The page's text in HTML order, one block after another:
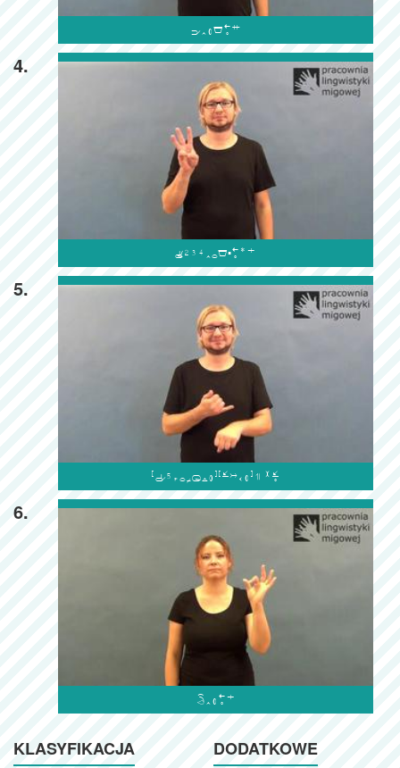

4.

5.

6.

KLASYFIKACJA DODATKOWE